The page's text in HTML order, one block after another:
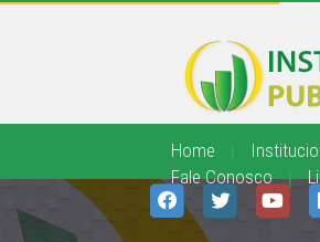
Home
Fale Conosco
|